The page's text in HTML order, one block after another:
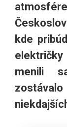
kde
menili